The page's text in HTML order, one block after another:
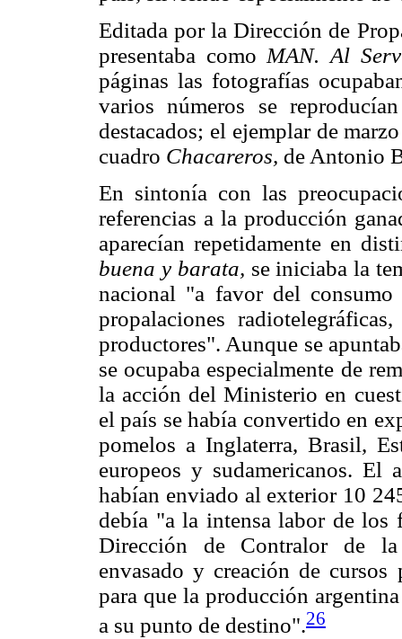
Editada por la Dirección de
presentaba como MAN. Al
páginas las fotografías
varios números se
destacados; el ejemplar de
cuadro Chacareros, de Antonio
En sintonía con las
referencias a la producción
aparecían repetidamente en
buena y barata, se iniciaba la
nacional "a favor del
propalaciones
productores". Aunque se
se ocupaba especialmente de
la acción del Ministerio en
el país se había convertido en
pomelos a Inglaterra, Brasil,
europeos y sudamericanos. El
habían enviado al exterior 10
debía "a la intensa labor de los
Dirección de Contralor de la
envasado y creación de cursos
para que la producción
a su punto de destino".26